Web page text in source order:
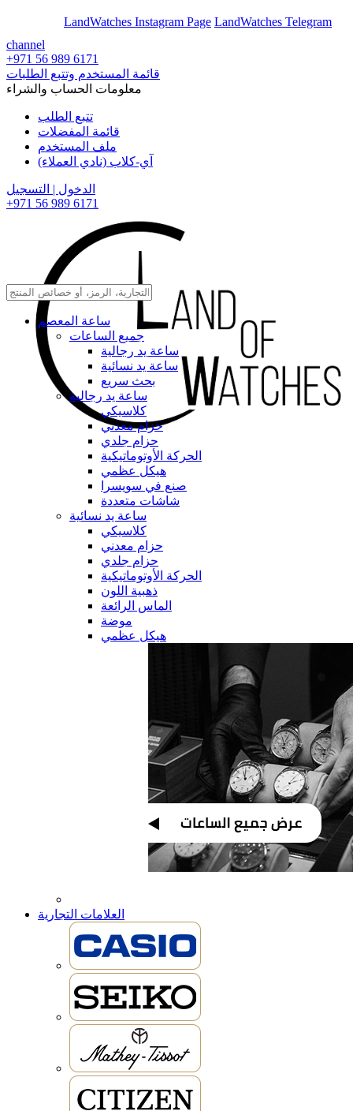
LandWatches Instagram Page LandWatches Telegram
channel
+971 56 989 6171
قائمة المستخدم وتتبع الطلبات
معلومات الحساب والشراء
تتبع الطلب
قائمة المفضلات
ملف المستخدم
آي-كلاب (نادي العملاء)
الدخول | التسجيل
+971 56 989 6171
ساعة المعصم
جميع الساعات
ساعة يد رجالية
ساعة يد نسائية
بحث سريع
ساعة يد رجالية
كلاسيكي
حزام معدني
حزام جلدي
الحركة الأوتوماتيكية
هيكل عظمي
صنع في سويسرا
شاشات متعددة
ساعة يد نسائية
كلاسيكي
حزام معدني
حزام جلدي
الحركة الأوتوماتيكية
ذهبية اللون
الماس الرائعة
موضة
هيكل عظمي
العلامات التجارية